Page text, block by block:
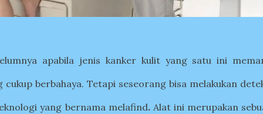
apabila jenis kanker kulit yang satu ini
berbahaya. Tetapi seseorang bisa melakukan
yang bernama melafind.Alat ini merupakan